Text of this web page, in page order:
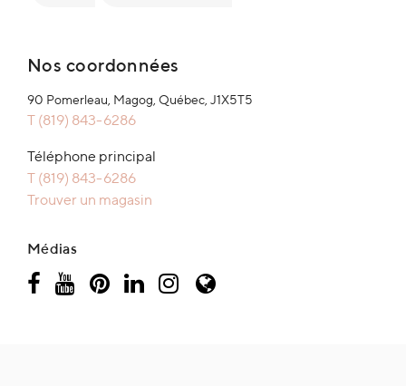
Nos coordonnées
90 Pomerleau, Magog, Québec, J1X5T5
T (819) 843-6286
Téléphone principal
T (819) 843-6286
Trouver un magasin
Médias